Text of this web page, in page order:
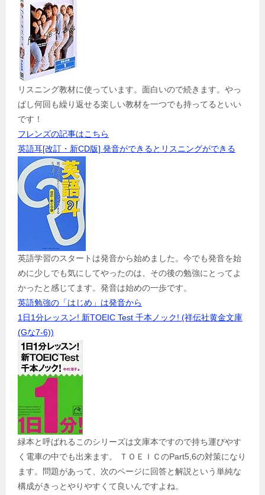
リスニング教材に使っています。面白いので続きます。やっ
ぱし何回も繰り返せる楽しい教材を一つでも持ってるといい
です！
フレンズの記事はこちら
英語耳[改訂・新CD版] 発音ができるとリスニングができる
英語学習のスタートは発音から始めました。今でも発音を始
めに少しでも気にしてやったのは、その後の勉強にとってよ
かったと感じてます。発音は始めの一歩です。
英語勉強の「はじめ」は発音から
1日1分レッスン! 新TOEIC Test 千本ノック! (祥伝社黄金文庫
(Gな7-6))
緑本と呼ばれるこのシリーズは文庫本ですので持ち運びやす
く電車の中でも出来ます。 ＴＯＥＩＣのPart5,6の対策になり
ます。問題があって、次のページに回答と解説という単純な
構成がきっとやりやすくて良いんですよね。